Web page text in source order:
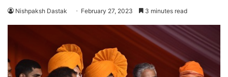
Nishpaksh Dastak February 27, 2023 3 minutes read